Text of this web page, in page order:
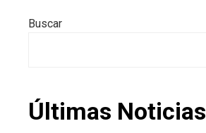
Buscar
Últimas Noticias